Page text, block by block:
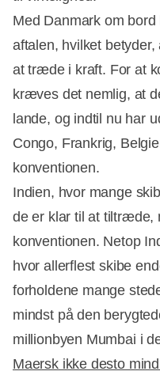
Med Danmark om
aftalen, hvilket
at træde i kraft. For at
kræves det nemlig, at
lande, og indtil nu har
Congo, Frankrig,
konventionen.
Indien, hvor mange
de er klar til at tiltræde,
konventionen. Netop
hvor allerflest skibe
forholdene mange
mindst på den
millionbyen Mumbai i
Maersk ikke desto